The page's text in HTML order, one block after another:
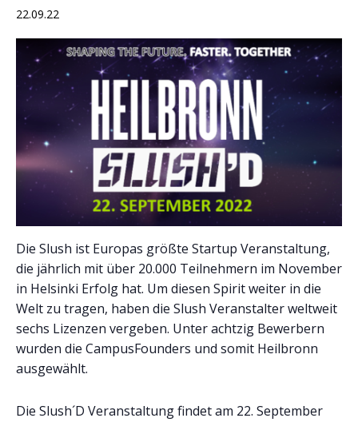
22.09.22
Die Slush ist Europas größte Startup Veranstaltung,
die jährlich mit über 20.000 Teilnehmern im November
in Helsinki Erfolg hat. Um diesen Spirit weiter in die
Welt zu tragen, haben die Slush Veranstalter weltweit
sechs Lizenzen vergeben. Unter achtzig Bewerbern
wurden die CampusFounders und somit Heilbronn
ausgewählt.
Die Slush´D Veranstaltung findet am 22. September